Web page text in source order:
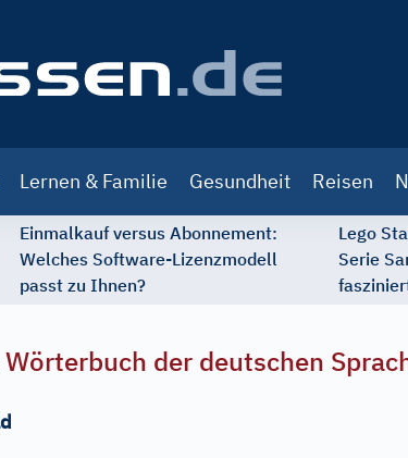
Lernen & Familie Gesundheit Reisen
Einmalkauf versus Abonnement:
Welches Software-Lizenzmodell
passt zu Ihnen?
Lego
Serie
der deutschen